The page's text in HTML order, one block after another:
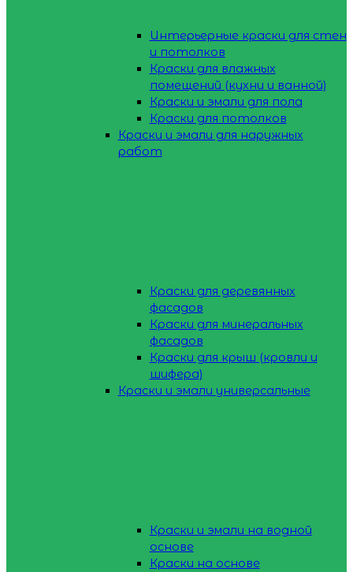
Интерьерные краски для стен
и потолков
Краски для влажных
помещений (кухни и ванной)
Краски и эмали для пола
Краски для потолков
Краски и эмали для наружных
работ
Краски для деревянных
фасадов
Краски для минеральных
фасадов
Краски для крыш (кровли и
шифера)
Краски и эмали универсальные
Краски и эмали на водной
основе
Краски на основе